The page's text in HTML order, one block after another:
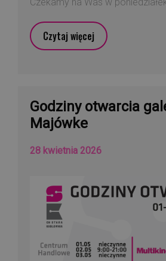
Czytaj więcej
Godziny otwarcia
Majówke
28 kwietnia 2026